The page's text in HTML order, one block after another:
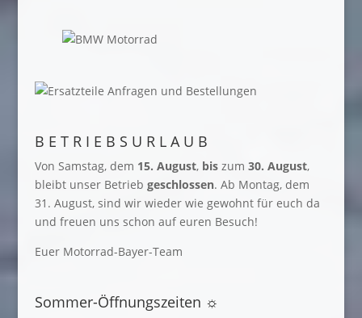
B E T R I E B S U R L A U B
Von Samstag, dem 15. August, biszum 30. August,
bleibt unser Betrieb geschlossen. Ab Montag, dem
31. August, sind wir wieder wie gewohnt für euch da
und freuen uns schon auf euren Besuch!
Euer Motorrad-Bayer-Team
Sommer-Öffnungszeiten ☼